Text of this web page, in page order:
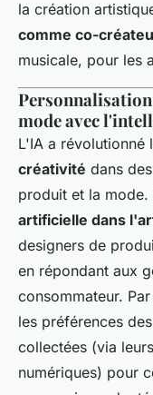
la création
comme co-
musicale, pour les
mode avec
L'IA a révolutionné
créativité dans
produit et la
artificielle dans
designers de
en répondant aux
consommateur.
les préférences
collectées (via
numériques) pour